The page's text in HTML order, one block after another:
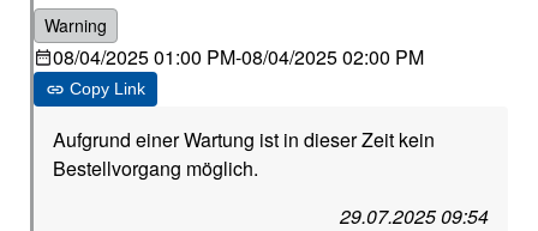
Warning
08/04/2025 01:00 PM-08/04/2025 02:00 PM
Copy Link
Aufgrund einer Wartung ist in dieser Zeit kein
Bestellvorgang möglich.
29.07.2025 09:54